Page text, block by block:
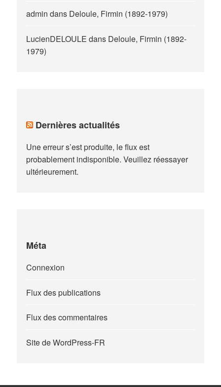
admin dans Deloule, Firmin (1892-1979)
LucienDELOULE dans Deloule, Firmin (1892-
1979)
Dernières actualités
Une erreur s’est produite, le flux est
probablement indisponible. Veuillez réessayer
ultérieurement.
Méta
Connexion
Flux des publications
Flux des commentaires
Site de WordPress-FR